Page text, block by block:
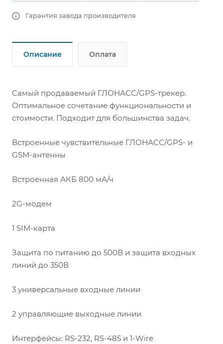
Гарантия завода производителя
Описание Оплата
Самый продаваемый ГЛОНАСС/GPS-трекер.
Оптимальное сочетание функциональности и
стоимости. Подходит для большинства задач.
Встроенные чувствительные ГЛОНАСС/GPS- и
GSM-антенны
Встроенная АКБ 800 мА/ч
2G-модем
1 SIM-карта
Защита по питанию до 500В и защита входных
линий до 350В
3 универсальные входные линии
2 управляющие выходные линии
Интерфейсы: RS-232, RS-485 и 1-Wire